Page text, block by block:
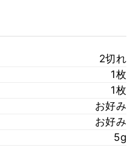
2切れ
1枚
1枚
お好み
お好み
5g